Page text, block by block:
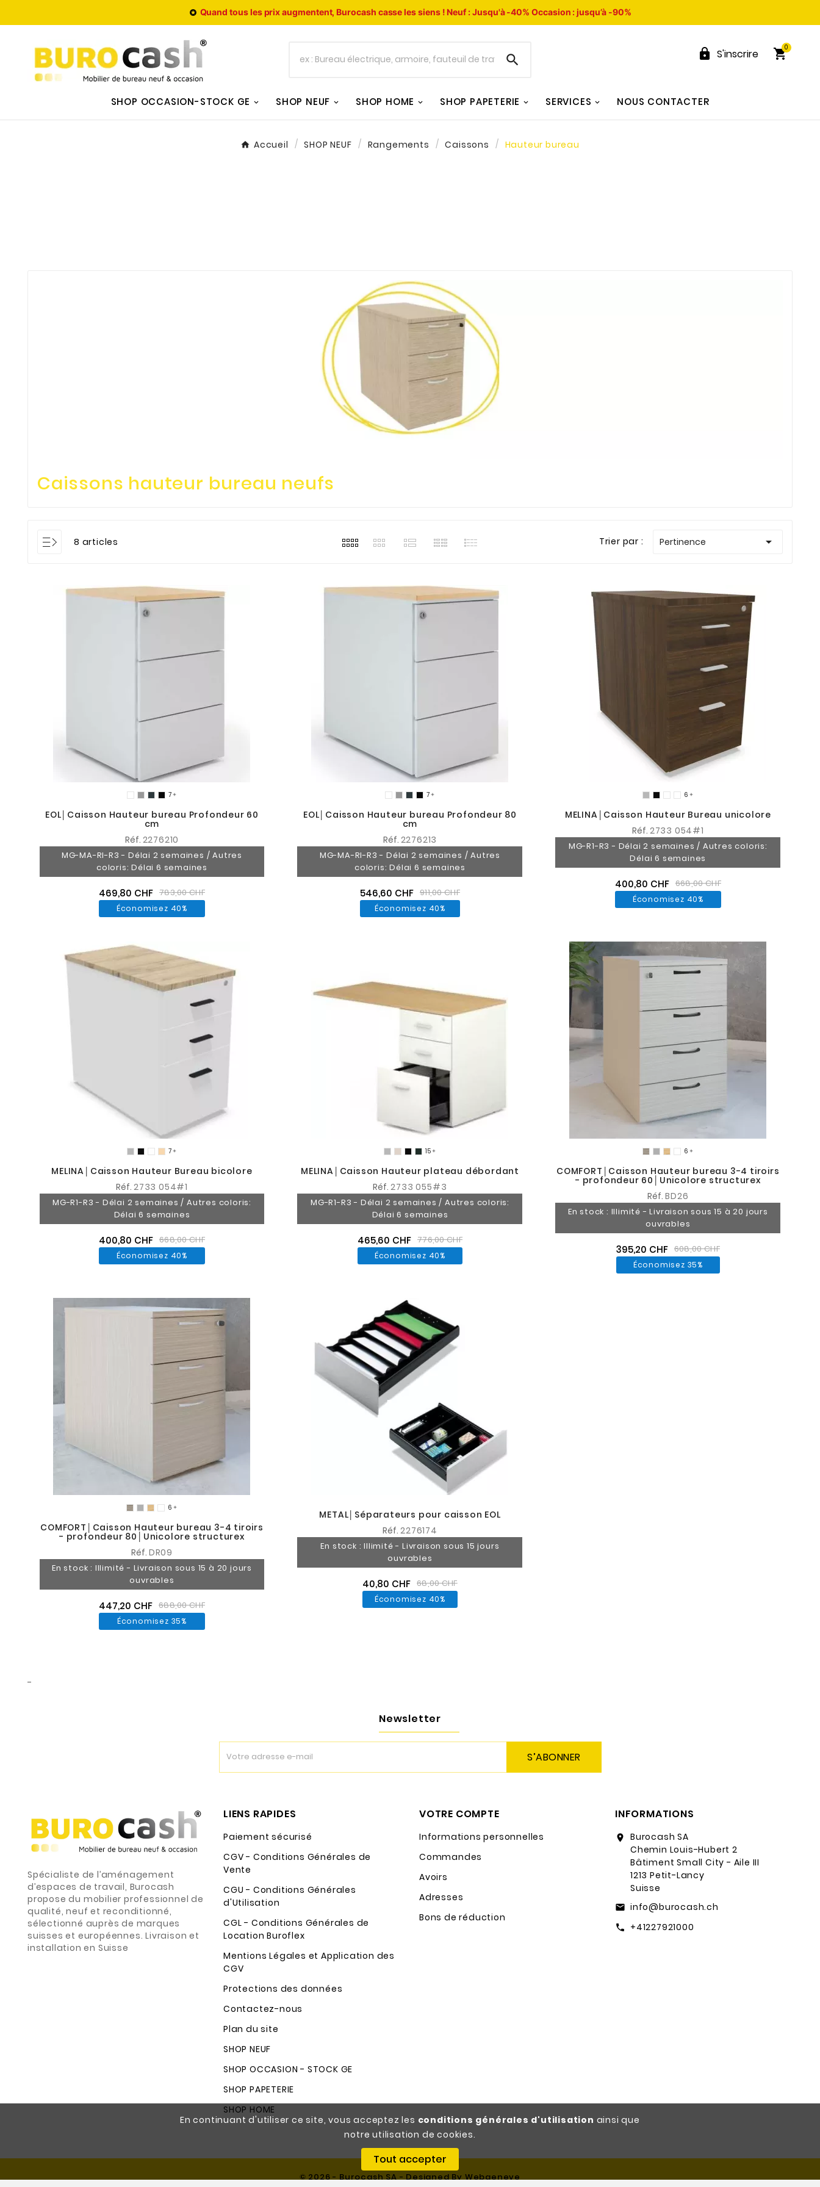
En continuant d'utiliser ce site, vous acceptez les conditions générales d'utilisation ainsi que
notre utilisation de cookies.
Tout accepter
 Quand tous les prix augmentent, Burocash casse les siens !Neuf : Jusqu'à -40%Occasion : jusqu’à -90%
  S'inscrire 
0
SHOP OCCASION-STOCK GE SHOP NEUF SHOP HOME SHOP PAPETERIE SERVICES NOUS CONTACTER
Accueil SHOP NEUF Rangements Caissons Hauteur bureau
Caissons hauteur bureau neufs
8 articles Trier par : Pertinence 

EOL│Caisson Hauteur bureau Profondeur 60
cm
Réf. 2276210
MG-MA-RI-R3 - Délai 2 semaines / Autres
coloris: Délai 6 semaines
469,80 CHF 783,00 CHF
Économisez 40%

EOL│Caisson Hauteur bureau Profondeur 80
cm
Réf. 2276213
MG-MA-RI-R3 - Délai 2 semaines / Autres
coloris: Délai 6 semaines
546,60 CHF 911,00 CHF
Économisez 40%

MELINA│Caisson Hauteur Bureau unicolore
Réf. 2733 054#1
MG-R1-R3 - Délai 2 semaines / Autres coloris:
Délai 6 semaines
400,80 CHF 668,00 CHF
Économisez 40%

MELINA│Caisson Hauteur Bureau bicolore
Réf. 2733 054#1
MG-R1-R3 - Délai 2 semaines / Autres coloris:
Délai 6 semaines
400,80 CHF 668,00 CHF
Économisez 40%

MELINA│Caisson Hauteur plateau débordant
Réf.2733 055#3
MG-R1-R3 - Délai 2 semaines / Autres coloris:
Délai 6 semaines
465,60 CHF 776,00 CHF
Économisez 40%

COMFORT│Caisson Hauteur bureau 3-4 tiroirs
- profondeur 60│Unicolore structurex
Réf.BD26
En stock : Illimité - Livraison sous 15 à 20 jours
ouvrables
395,20 CHF 608,00 CHF
Économisez 35%

COMFORT│Caisson Hauteur bureau 3-4 tiroirs
- profondeur 80│Unicolore structurex
Réf. DR09
En stock : Illimité - Livraison sous 15 à 20 jours
ouvrables
447,20 CHF 688,00 CHF
Économisez 35%
METAL│Séparateurs pour caisson EOL
Réf.2276174
En stock : Illimité - Livraison sous 15 jours
ouvrables
40,80 CHF 68,00 CHF
Économisez 40%
-
Newsletter
S’ABONNER
Spécialiste de l’aménagement
d’espaces de travail, Burocash
propose du mobilier professionnel de
qualité, neuf et reconditionné,
sélectionné auprès de marques
suisses et européennes. Livraison et
installation en Suisse
LIENS RAPIDES
Paiement sécurisé
CGV - Conditions Générales de
Vente
CGU - Conditions Générales
d'Utilisation
CGL - Conditions Générales de
Location Buroflex
Mentions Légales et Application des
CGV
Protections des données
Contactez-nous
Plan du site
SHOP NEUF
SHOP OCCASION - STOCK GE
SHOP PAPETERIE
SHOP HOME
VOTRE COMPTE
Informations personnelles
Commandes
Avoirs
Adresses
Bons de réduction
INFORMATIONS
location_on
Burocash SA
Chemin Louis-Hubert 2
Bâtiment Small City - Aile III
1213 Petit-Lancy
Suisse
email info@burocash.ch
call +41227921000
© 2026 - Burocash SA - Designed By Webgeneve